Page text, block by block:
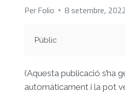
PerFolio 8 setembre,
Públic
(Aquesta publicació s’ha
automàticament i la pot